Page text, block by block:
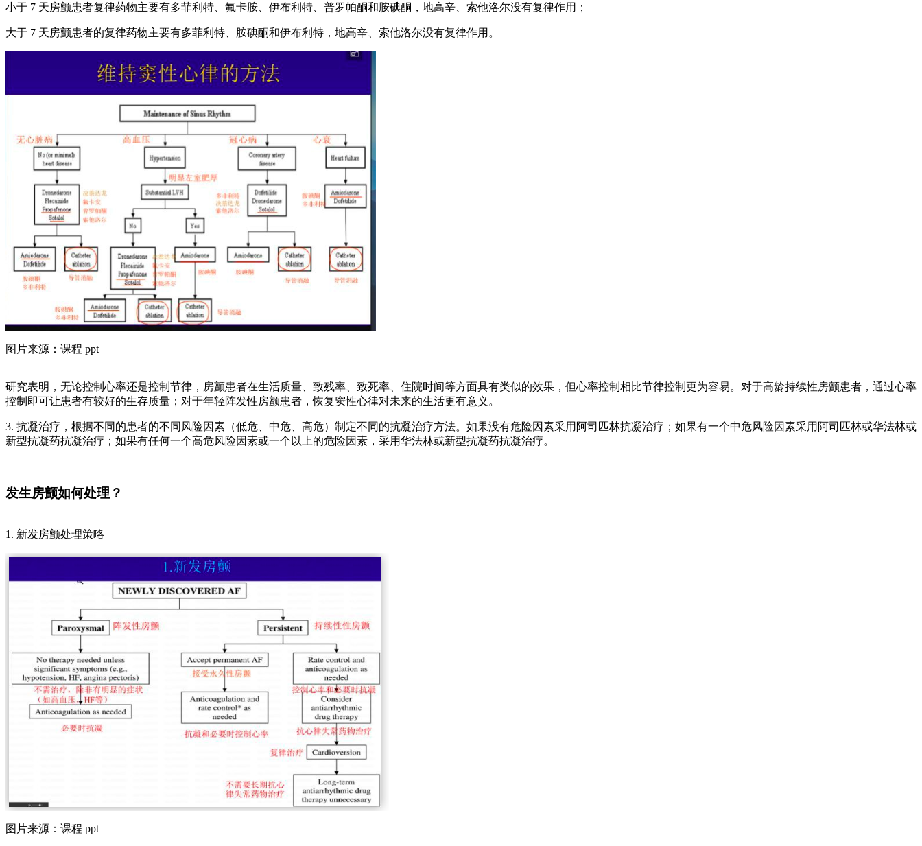
小于 7 天房颤患者复律药物主要有多菲利特、氟卡胺、伊布利特、普罗帕酮和胺碘酮，地高辛、索他洛尔没有复律作用；
大于 7 天房颤患者的复律药物主要有多菲利特、胺碘酮和伊布利特，地高辛、索他洛尔没有复律作用。
图片来源：课程 ppt
研究表明，无论控制心率还是控制节律，房颤患者在生活质量、致残率、致死率、住院时间等方面具有类似的效果，但心率控制相比节律控制更为容易。对于高龄持续性房颤患者，通过心率
控制即可让患者有较好的生存质量；对于年轻阵发性房颤患者，恢复窦性心律对未来的生活更有意义。
3. 抗凝治疗，根据不同的患者的不同风险因素（低危、中危、高危）制定不同的抗凝治疗方法。如果没有危险因素采用阿司匹林抗凝治疗；如果有一个中危风险因素采用阿司匹林或华法林或
新型抗凝药抗凝治疗；如果有任何一个高危风险因素或一个以上的危险因素，采用华法林或新型抗凝药抗凝治疗。
发生房颤如何处理？
1. 新发房颤处理策略
图片来源：课程 ppt